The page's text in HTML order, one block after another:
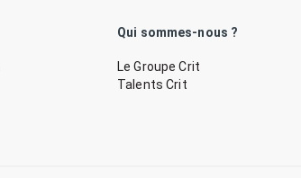
Qui sommes-nous ?
Le Groupe Crit
Talents Crit